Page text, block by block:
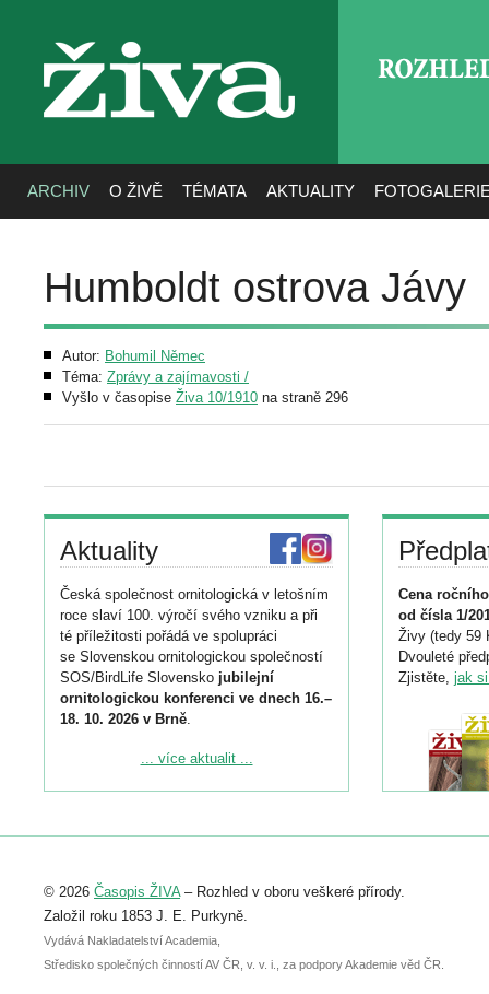
živa
ARCHIV O ŽIVĚ TÉMATA AKTUALITY
Humboldt ostrova Jávy
Autor: Bohumil Němec
Téma: Zprávy a zajímavosti /
Vyšlo v časopise Živa 10/1910 na straně 296
Aktuality
Česká společnost ornitologická v letošním
roce slaví 100. výročí svého vzniku a při
té příležitosti pořádá ve spolupráci
se Slovenskou ornitologickou společností
SOS/BirdLife Slovensko jubilejní
ornitologickou konferenci ve dnech 16.–
18. 10. 2026 v Brně.
Podrobnější informace ke konferenci
Registrovat se můžete do 6. září.
abstraktu přihlášené přednášky nebo
posteru je už 30. června.
... více aktualit ...
Cena
od čísla 1/
Živy (tedy 59
Dvouleté
Zjistěte, jak
© 2026 Časopis ŽIVA– Rozhled v oboru veškeré přírody.
Založil roku 1853 J. E. Purkyně.
Vydává Nakladatelství Academia,
Středisko společných činností AV ČR, v. v. i., za podpory Akademie věd ČR.